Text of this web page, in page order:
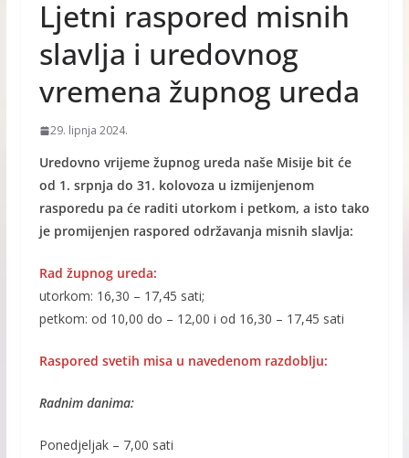
Ljetni raspored misnih
slavlja i uredovnog
vremena župnog ureda
29. lipnja 2024.
Uredovno vrijeme župnog ureda naše Misije bit će
od 1. srpnja do 31. kolovoza u izmijenjenom
rasporedu pa će raditi utorkom i petkom, a isto tako
je promijenjen raspored održavanja misnih slavlja:
Rad župnog ureda:
utorkom: 16,30 – 17,45 sati;
petkom: od 10,00 do – 12,00 i od 16,30 – 17,45 sati
Raspored svetih misa u navedenom razdoblju:
Radnim danima:
Ponedjeljak – 7,00 sati